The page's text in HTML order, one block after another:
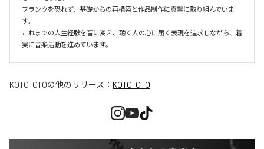
ブランクを恐れず、基礎からの再構築と作品制作に真摯に取り組んでいま
す。
これまでの人生経験を音に変え、聴く人の心に届く表現を追求しながら、着
実に音楽活動を進めています。
KOTO-OTOの他のリリース： KOTO-OTO